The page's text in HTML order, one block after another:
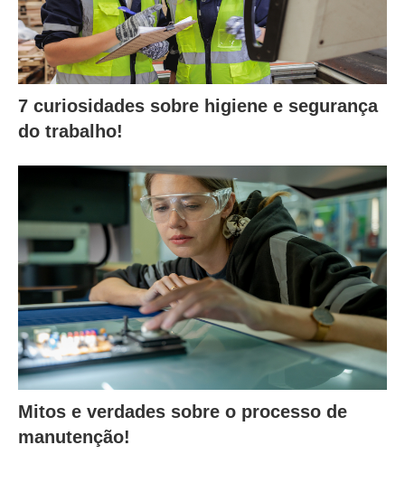
7 curiosidades sobre higiene e segurança
do trabalho!
Mitos e verdades sobre o processo de
manutenção!